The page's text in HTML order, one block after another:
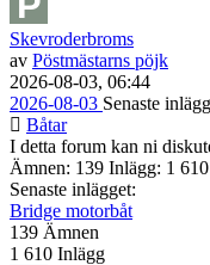
Skevroderbroms
av Pöstmästarns pöjk
2026-08-03, 06:44
2026-08-03 Senaste
Båtar
I detta forum kan ni
Ämnen: 139 Inlägg: 1 610
Senaste inlägget:
Bridge motorbåt
139 Ämnen
1 610 Inlägg